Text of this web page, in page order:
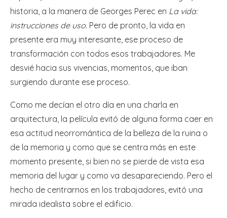
historia, a la manera de Georges Perec en La vida:
instrucciones de uso. Pero de pronto, la vida en
presente era muy interesante, ese proceso de
transformación con todos esos trabajadores. Me
desvié hacia sus vivencias, momentos, que iban
surgiendo durante ese proceso.
Como me decían el otro día en una charla en
arquitectura, la película evitó de alguna forma caer en
esa actitud neorromántica de la belleza de la ruina o
de la memoria y como que se centra más en este
momento presente, si bien no se pierde de vista esa
memoria del lugar y como va desapareciendo. Pero el
hecho de centrarnos en los trabajadores, evitó una
mirada idealista sobre el edificio.